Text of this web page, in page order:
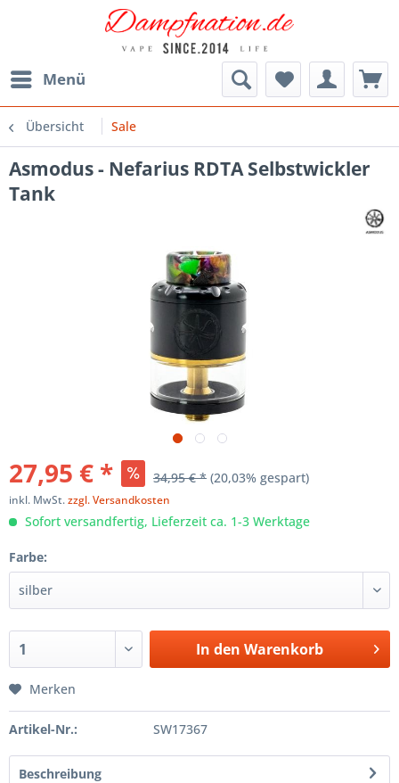
Menü
Übersicht Sale
Asmodus - Nefarius RDTA Selbstwickler
Tank
27,95 € * 34,95 € * (20,03% gespart)
inkl. MwSt.zzgl. Versandkosten
Sofort versandfertig, Lieferzeit ca. 1-3 Werktage
Farbe:
In den Warenkorb
Merken
Artikel-Nr.: SW17367
Beschreibung